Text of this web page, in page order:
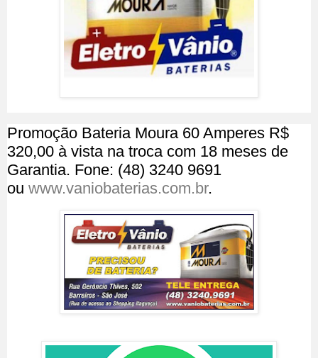
Promoção Bateria Moura 60 Amperes R$
320,00 à vista na troca com 18 meses de
Garantia. Fone: (48) 3240 9691
ou www.vaniobaterias.com.br.